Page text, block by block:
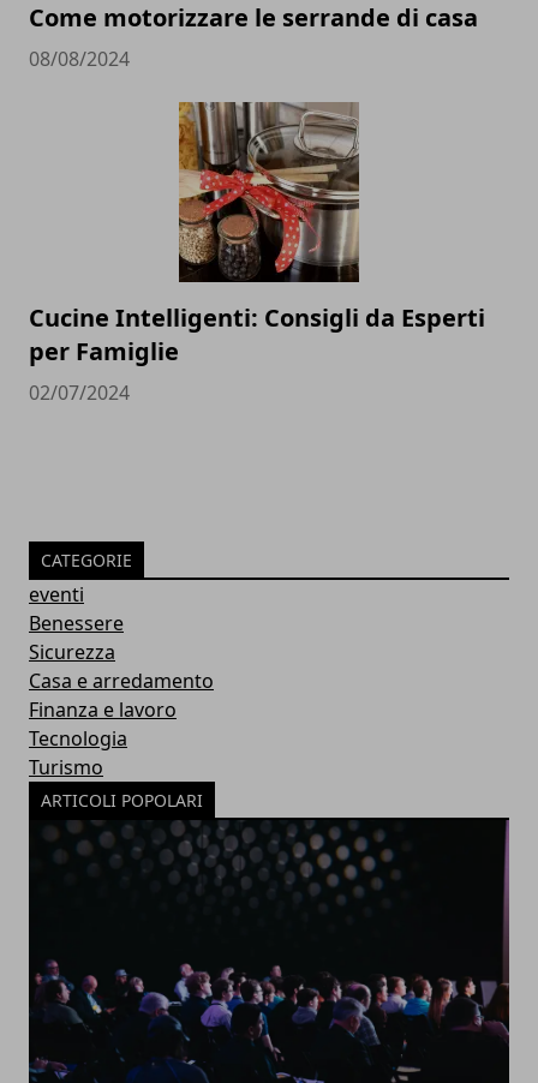
Come motorizzare le serrande di casa
08/08/2024
Cucine Intelligenti: Consigli da Esperti
per Famiglie
02/07/2024
CATEGORIE
eventi
Benessere
Sicurezza
Casa e arredamento
Finanza e lavoro
Tecnologia
Turismo
ARTICOLI POPOLARI